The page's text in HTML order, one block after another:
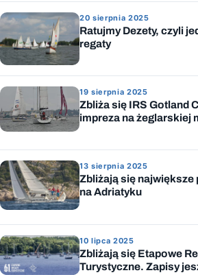
20 sierpnia 2025
Ratujmy Dezety, czyli
regaty
19 sierpnia 2025
Zbliża się IRS Gotland
impreza na żeglarskiej
13 sierpnia 2025
Zbliżają się największe
na Adriatyku
10 lipca 2025
Zbliżają się Etapowe
Turystyczne. Zapisy